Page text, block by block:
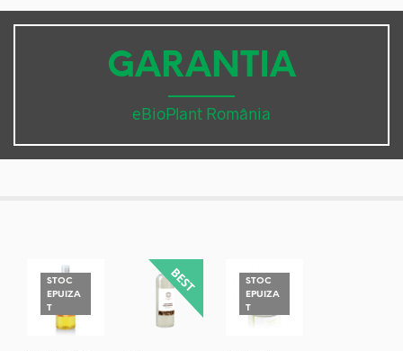
GARANTIA
eBioPlant România
STOC
EPUIZA
T
STOC
EPUIZA
T